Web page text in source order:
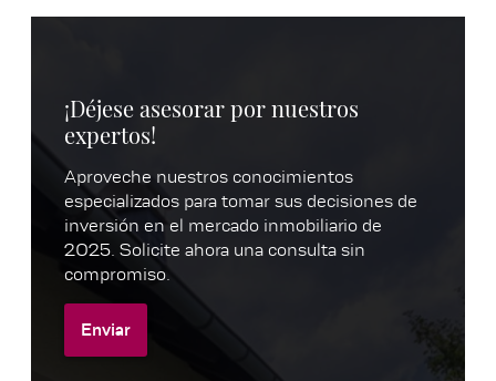
¡Déjese asesorar por nuestros
expertos!
Aproveche nuestros conocimientos
especializados para tomar sus decisiones de
inversión en el mercado inmobiliario de
2025. Solicite ahora una consulta sin
compromiso.
Enviar